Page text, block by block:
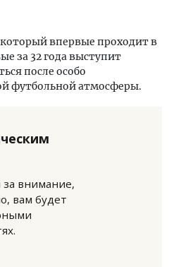
впервые проходит в
за 32 года выступит
после особо
футбольной атмосферы.
за внимание,
вам будет